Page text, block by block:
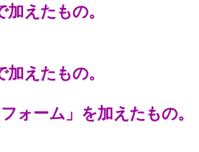
もの。
もの。
ーム」を加えたもの。